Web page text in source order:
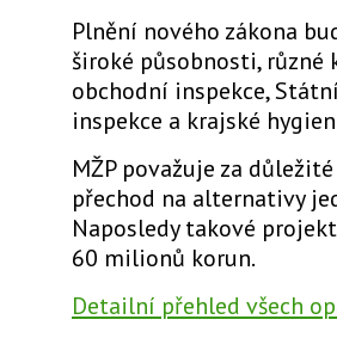
Plnění nového zákona
široké působnosti,
obchodní inspekce,
inspekce a krajské
MŽP považuje za
přechod na alternativy
Naposledy takové
60 milionů korun.
Detailní přehled všech